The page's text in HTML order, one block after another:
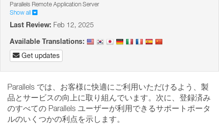
Parallels Remote Application Server
Show all
Last Review: Feb 12, 2025
Available Translations:
Get updates
Parallels では、お客様に快適にご利用いただけるよう、製
品とサービスの向上に取り組んでいます。次に、登録済み
のすべての Parallels ユーザーが利用できるサポートポータ
ルのいくつかの利点を示します。